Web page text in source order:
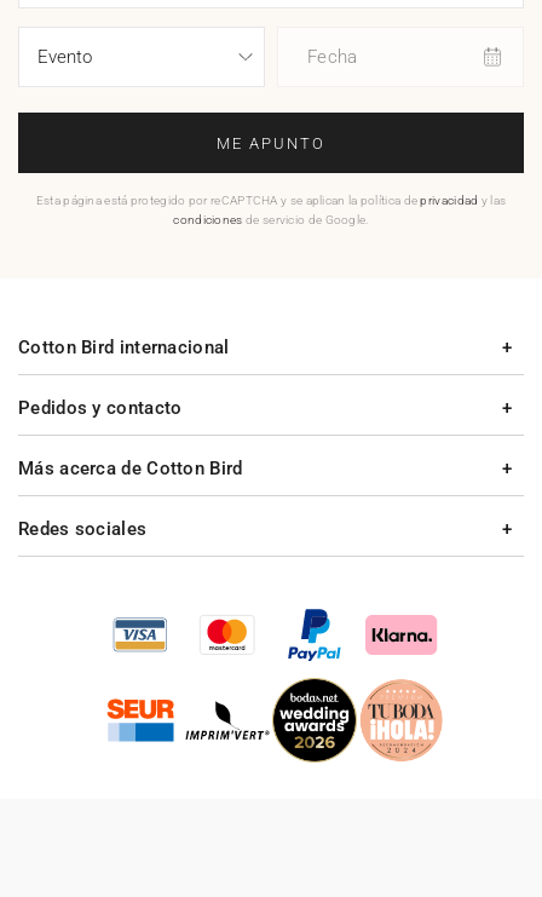
Fecha
ME APUNTO
Esta página está protegido por reCAPTCHA y se aplican la política deprivacidad y las
condiciones de servicio de Google.
Pedidos y contacto
Más acerca de Cotton Bird
Cotton Bird internacional
Redes sociales